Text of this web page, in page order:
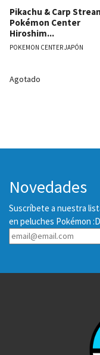
Pikachu & Carp
Pokémon Center
Hiroshim...
POKEMON CENTER JAPÓN
Agotado
Novedades
Suscríbete a nuestra
en peluches Pokémon :D